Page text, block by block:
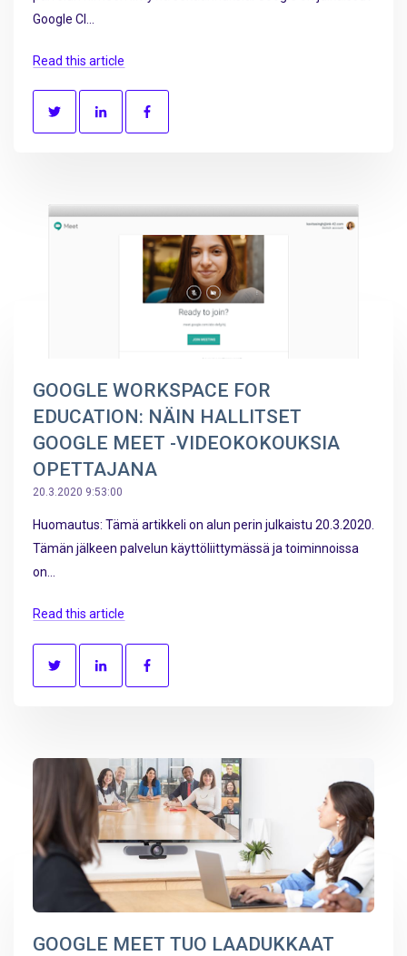
Google Cl...
Read this article
GOOGLE WORKSPACE FOR
EDUCATION: NÄIN HALLITSET
GOOGLE MEET -VIDEOKOKOUKSIA
OPETTAJANA
20.3.2020 9:53:00
Huomautus: Tämä artikkeli on alun perin julkaistu 20.3.2020.
Tämän jälkeen palvelun käyttöliittymässä ja toiminnoissa
on...
Read this article
GOOGLE MEET TUO LAADUKKAAT